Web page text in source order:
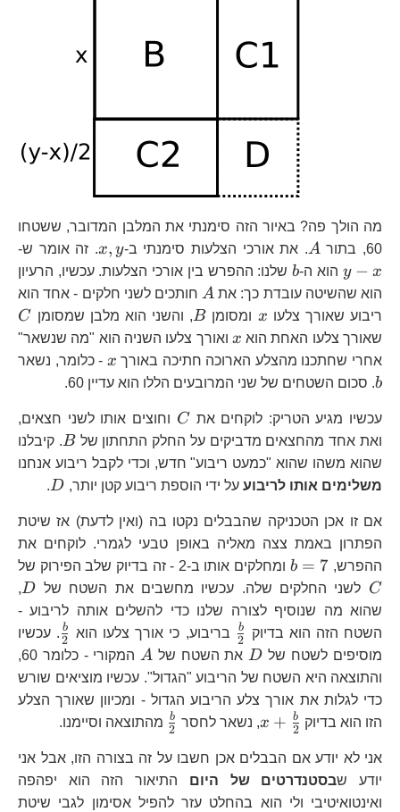
מה הולך פה? באיור הזה סימנתי את המלבן המדובר, ששטחו
60, בתור
A A. את אורכי הצלעות סימנתי ב-x,y
x, y . זה אומר ש-
y − x הוא ה- b bשלנו: ההפרש בין אורכי הצלעות. עכשיו, הרעיון
הוא שהשיטה עובדת כך: את A
A חותכים לשני חלקים - אחד הוא
ריבוע שאורך צלעו
x x ומסומן
B
B, והשני הוא מלבן שמסומן C
שאורך צלעו האחת הוא x x ואורך צלעו השניה הוא "מה שנשאר"
אחרי שחתכנו מהצלע הארוכה חתיכה באורך
x
x - כלומר, נשאר
b. סכום השטחים של שני המרובעים הללו הוא עדיין 60.
עכשיו מגיע הטריק: לוקחים את
C
C וחוצים אותו לשני חצאים,
ואת אחד מהחצאים מדביקים על החלק התחתון של
B
B. קיבלנו
שהוא משהו שהוא "כמעט ריבוע" חדש, וכדי לקבל ריבוע אנחנו
משלימים אותו לריבוע על ידי הוספת ריבוע קטן יותר, D
D
.
אם זו אכן הטכניקה שהבבלים נקטו בה (ואין לדעת) אז שיטת
הפתרון באמת צצה מאליה באופן טבעי לגמרי. לוקחים את
ההפרש,
b=7 b = 7 ומחלקים אותו ב-2 - זה בדיוק שלב הפירוק של
C לשני החלקים שלה. עכשיו מחשבים את השטח של D
D
,
שהוא מה שנוסיף לצורה שלנו כדי להשלים אותה לריבוע -
השטח הזה הוא בדיוק
\frac{b}
{2}
2
b בריבוע, כי אורך צלעו הוא
{2}
2
b . עכשיו
מוסיפים לשטח של
D D את השטח של A
A
המקורי - כלומר 60,
והתוצאה היא השטח של הריבוע "הגדול". עכשיו מוציאים שורש
כדי לגלות את אורך צלע הריבוע הגדול - ומכיוון שאורך הצלע
הזו הוא בדיוק
x+\frac{b}
x + 2
b , נשאר לחסר\frac{b}
2
b מהתוצאה וסיימנו.
אני לא יודע אם הבבלים אכן חשבו על זה בצורה הזו, אבל אני
יודע שבסטנדרטים של היום התיאור הזה הוא יפהפה
ואינטואיטיבי ולי הוא בהחלט עזר להפיל אסימון לגבי שיטת